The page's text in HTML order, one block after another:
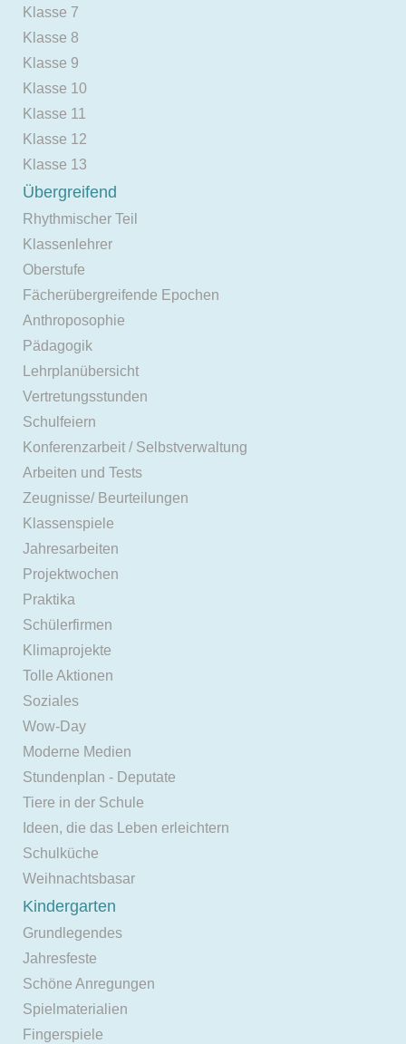
Klasse 7
Klasse 8
Klasse 9
Klasse 10
Klasse 11
Klasse 12
Klasse 13
Übergreifend
Rhythmischer Teil
Klassenlehrer
Oberstufe
Fächerübergreifende Epochen
Anthroposophie
Pädagogik
Lehrplanübersicht
Vertretungsstunden
Schulfeiern
Konferenzarbeit / Selbstverwaltung
Arbeiten und Tests
Zeugnisse/ Beurteilungen
Klassenspiele
Jahresarbeiten
Projektwochen
Praktika
Schülerfirmen
Klimaprojekte
Tolle Aktionen
Soziales
Wow-Day
Moderne Medien
Stundenplan - Deputate
Tiere in der Schule
Ideen, die das Leben erleichtern
Schulküche
Weihnachtsbasar
Kindergarten
Grundlegendes
Jahresfeste
Schöne Anregungen
Spielmaterialien
Fingerspiele